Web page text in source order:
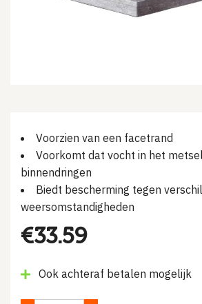
Voorzien van een facetrand
Voorkomt dat vocht in het
binnendringen
Biedt bescherming tegen
weersomstandigheden
€33.59
Ook achteraf betalen mogelijk